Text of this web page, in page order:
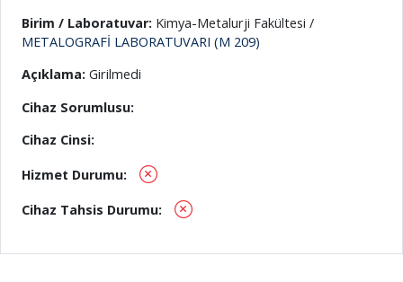
Birim / Laboratuvar: Kimya-Metalurji Fakültesi /
METALOGRAFİ LABORATUVARI (M 209)
Açıklama: Girilmedi
Cihaz Sorumlusu:
Cihaz Cinsi:
Hizmet Durumu:
Cihaz Tahsis Durumu: